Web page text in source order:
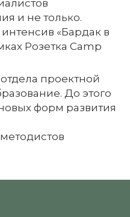
и не только.
«Бардак в
Розетка Camp
проектной
До этого
форм развития